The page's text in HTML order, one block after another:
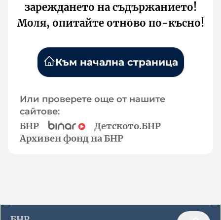
зареждането на съдържанието!
Моля, опитайте отново по-късно!
Към начална страница
Или проверете още от нашите
сайтове:
БНР
Детското.БНР
Архивен фонд на БНР